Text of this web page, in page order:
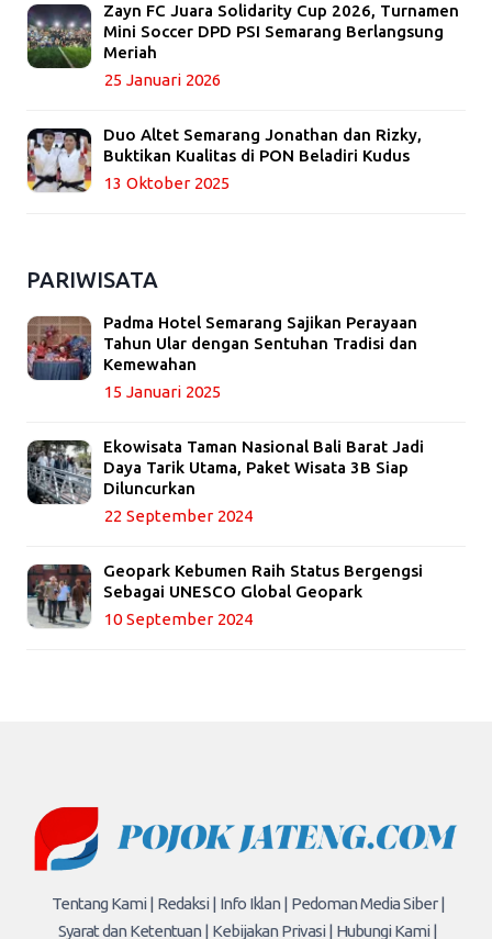
Zayn FC Juara Solidarity Cup 2026, Turnamen
Mini Soccer DPD PSI Semarang Berlangsung
Meriah
25 Januari 2026
Duo Altet Semarang Jonathan dan Rizky,
Buktikan Kualitas di PON Beladiri Kudus
13 Oktober 2025
PARIWISATA
Padma Hotel Semarang Sajikan Perayaan
Tahun Ular dengan Sentuhan Tradisi dan
Kemewahan
15 Januari 2025
Ekowisata Taman Nasional Bali Barat Jadi
Daya Tarik Utama, Paket Wisata 3B Siap
Diluncurkan
22 September 2024
Geopark Kebumen Raih Status Bergengsi
Sebagai UNESCO Global Geopark
10 September 2024
Tentang Kami | Redaksi | Info Iklan | Pedoman Media Siber |
Syarat dan Ketentuan | Kebijakan Privasi | Hubungi Kami |